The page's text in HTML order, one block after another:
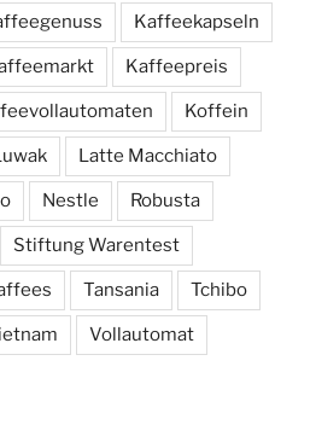
Kaffeekapseln
Kaffeepreis
Koffein
Latte Macchiato
Nestle Robusta
Stiftung Warentest
Tansania Tchibo
Vollautomat